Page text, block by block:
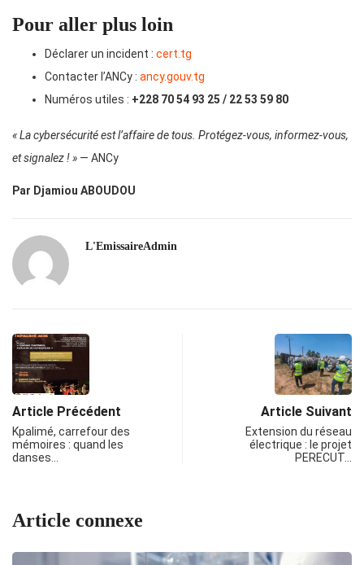
Pour aller plus loin
Déclarer un incident : cert.tg
Contacter l’ANCy : ancy.gouv.tg
Numéros utiles : +228 70 54 93 25 / 22 53 59 80
« La cybersécurité est l’affaire de tous. Protégez-vous, informez-vous,
et signalez ! » — ANCy
Par Djamiou ABOUDOU
L'EmissaireAdmin
Article Précédent
Kpalimé, carrefour des
mémoires : quand les
danses…
Article Suivant
Extension du réseau
électrique : le projet
PERECUT…
Article connexe